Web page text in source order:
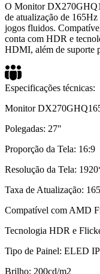
O Monitor
de atualização de 165Hz
jogos fluidos.
conta com HDR e
HDMI, além de suporte
Especificações técnicas:
Monitor
Polegadas: 27″
Proporção da Tela: 16:9
Resolução da Tela:
Taxa de Atualização:
Compatível com AMD
Tecnologia HDR e
Tipo de Painel: ELED
Brilho: 200cd/m2